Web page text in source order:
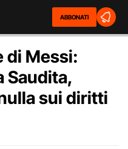
ABBONATI
di Messi:
Saudita,
sui diritti